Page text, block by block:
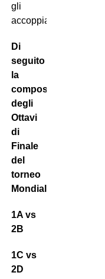
gli
accoppiamenti.
Di
seguito
la
composizione
degli
Ottavi
di
Finale
del
torneo
Mondiale
1A vs
2B
1C vs
2D